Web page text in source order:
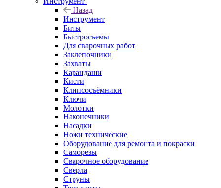
Назад
Инструмент
Биты
Быстросъемы
Для сварочных работ
Заклепочники
Захваты
Карандаши
Кисти
Клипсосъёмники
Ключи
Молотки
Наконечники
Насадки
Ножи технические
Оборудование для ремонта и покраски
Саморезы
Сварочное оборудование
Сверла
Струны